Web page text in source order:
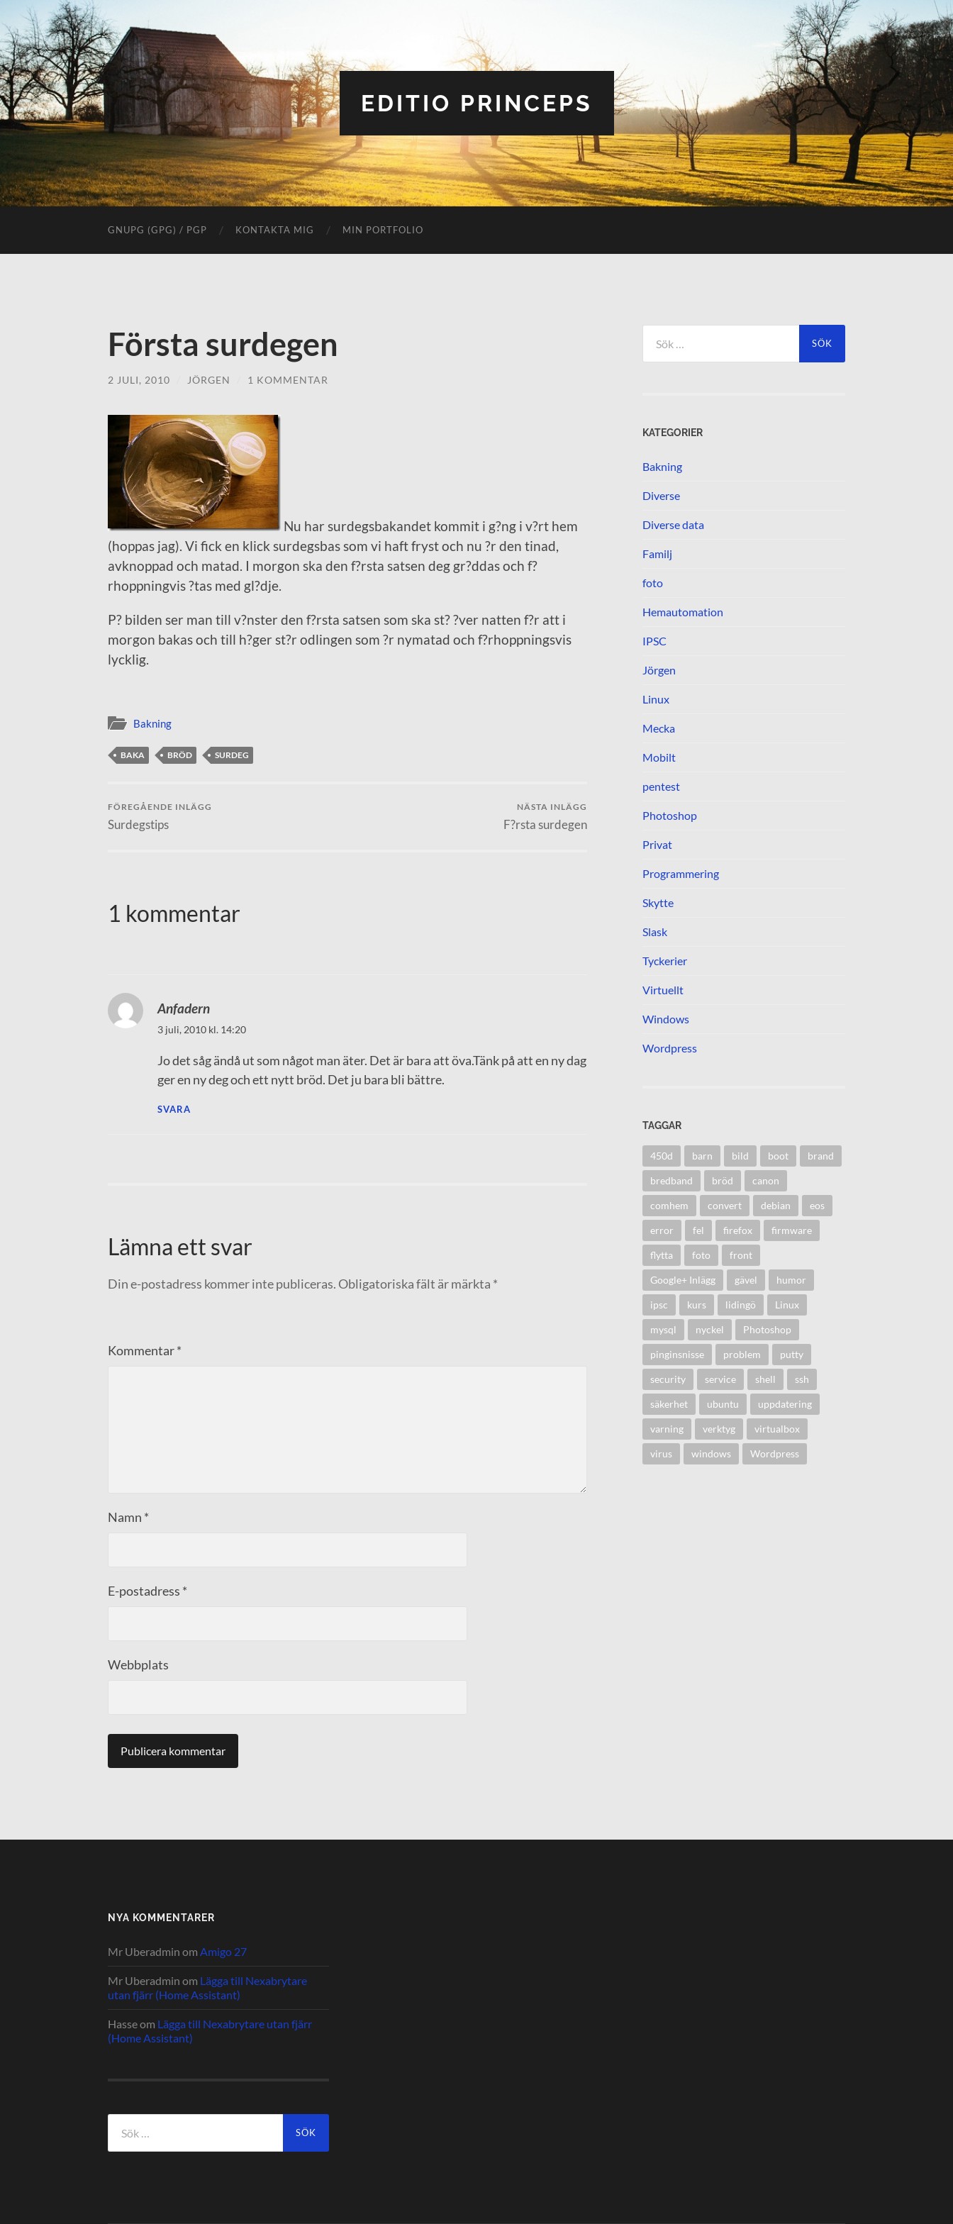
EDITIO PRINCEPS
GNUPG (GPG) / PGP KONTAKTA MIG MIN PORTFOLIO
Första surdegen
2 JULI, 2010 JÖRGEN 1 KOMMENTAR
Nu har surdegsbakandet kommit i g?ng i v?rt hem
(hoppas jag). Vi fick en klick surdegsbas som vi haft fryst och nu ?r den tinad,
avknoppad och matad. I morgon ska den f?rsta satsen deg gr?ddas och f?
rhoppningvis ?tas med gl?dje.
P? bilden ser man till v?nster den f?rsta satsen som ska st? ?ver natten f?r att i
morgon bakas och till h?ger st?r odlingen som ?r nymatad och f?rhoppningsvis
lycklig.
Bakning
BAKA BRÖD SURDEG
FÖREGÅENDE INLÄGG
Surdegstips
NÄSTA INLÄGG
F?rsta surdegen
1 kommentar
Anfadern
3 juli, 2010 kl. 14:20
Jo det såg ändå ut som något man äter. Det är bara att öva.Tänk på att en ny dag
ger en ny deg och ett nytt bröd. Det ju bara bli bättre.
SVARA
Lämna ett svar
Din e-postadress kommer inte publiceras. Obligatoriska fält är märkta *
Kommentar*
Namn *
E-postadress *
Webbplats
efter:
KATEGORIER
Bakning
Diverse
Diverse data
Familj
foto
Hemautomation
IPSC
Jörgen
Linux
Mecka
Mobilt
pentest
Photoshop
Privat
Programmering
Skytte
Slask
Tyckerier
Virtuellt
Windows
Wordpress
TAGGAR
450d barn bild boot brand
bredband bröd canon
comhem convert debian eos
error fel firefox firmware
flytta foto front
Google+ Inlägg gävel humor
ipsc kurs lidingö Linux
mysql nyckel Photoshop
pinginsnisse problem putty
security service shell ssh
säkerhet ubuntu uppdatering
varning verktyg virtualbox
virus windows Wordpress
NYA KOMMENTARER
Mr Uberadmin om Amigo 27
Mr Uberadmin om Lägga till Nexabrytare
utan fjärr (Home Assistant)
Hasseom Lägga till Nexabrytare utan fjärr
(Home Assistant)
efter: